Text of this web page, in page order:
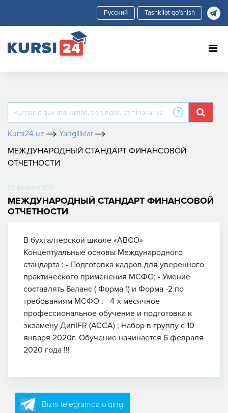
Tashkilot qo'shish
Kursi24.uz
Yangiliklar
МЕЖДУНАРОДНЫЙ СТАНДАРТ ФИНАНСОВОЙ
ОТЧЕТНОСТИ
22 февраля 2021
МЕЖДУНАРОДНЫЙ СТАНДАРТ ФИНАНСОВОЙ
ОТЧЕТНОСТИ
В бухгалтерской школе «АВСО» -
Концептуальные основы Международного
стандарта ; - Подготовка кадров для уверенного
практического применения МСФО; - Умение
составлять Баланс ( Форма 1) и Форма -2 по
требованиям МСФО ; - 4-х месячное
профессиональное обучение и подготовка к
экзамену ДипIFR (ACCA) ; Набор в группу с 10
января 2020г. Обучение начинается 6 февраля
2020 года !!!
Bizni telegramda o'qing: